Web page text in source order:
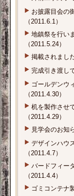
お披露目会の
（2011.6.1）
地鎮祭を行い
（2011.5.24）
掲載されまし
完成引き渡し
ゴールデンウ
（2011.4.30）
机を製作させ
（2011.4.29）
見学会のお知
デザインハウ
（2011.4.7）
バードフィー
（2011.4.4）
ゴミコンテナ